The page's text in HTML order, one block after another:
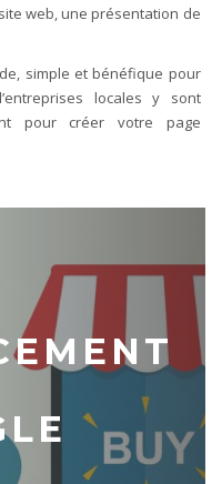
web, une présentation de
simple et bénéfique pour
locales y sont
pour créer votre page